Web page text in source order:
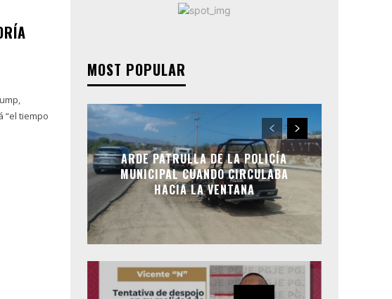
“el tiempo
MOST POPULAR
ARDE PATRULLA DE LA POLICÍA
MUNICIPAL CUANDO CIRCULABA
HACIA LA VENTANA